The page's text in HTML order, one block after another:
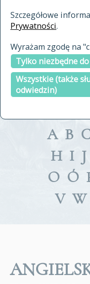
Szczegółowe
Prywatności.
Wyrażam zgodę na
Tylko niezbędne
Wszystkie (także
odwiedzin)
indeksie
a
A B
H I J
O Ó
V W